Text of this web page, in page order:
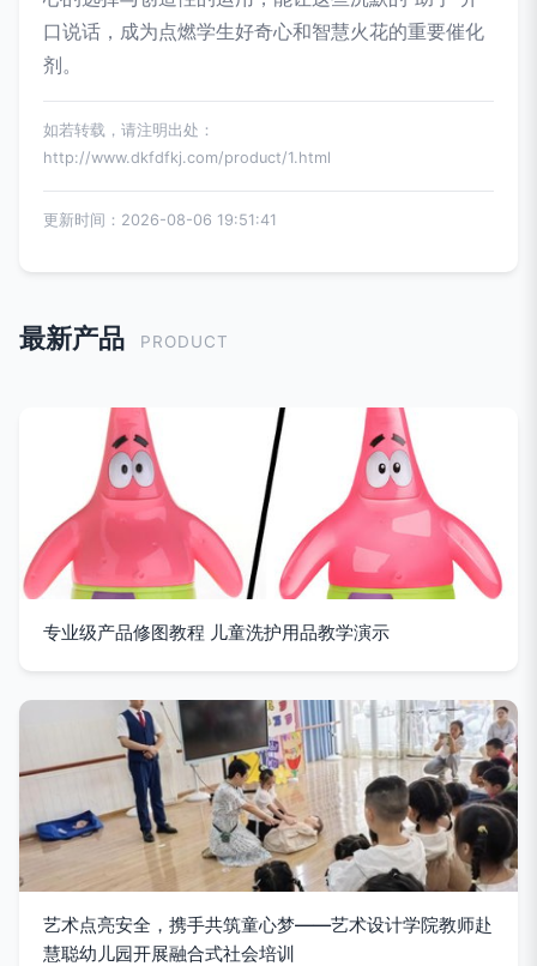
口说话，成为点燃学生好奇心和智慧火花的重要催化
剂。
如若转载，请注明出处：
http://www.dkfdfkj.com/product/1.html
更新时间：2026-08-06 19:51:41
最新产品 PRODUCT
专业级产品修图教程 儿童洗护用品教学演示
艺术点亮安全，携手共筑童心梦——艺术设计学院教师赴
慧聪幼儿园开展融合式社会培训